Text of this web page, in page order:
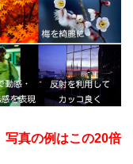
写真の例はこの20倍